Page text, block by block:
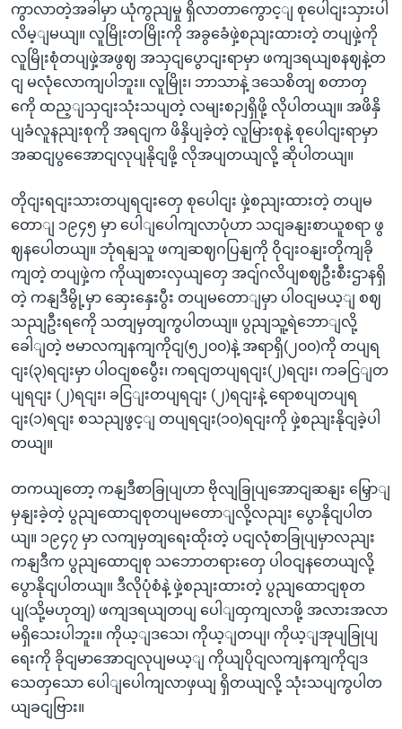
ကွာလာတဲ့အခါမှာ ယုံကွညျမှု ရှိလာတာကွောင့ျ စုပေါငျးသှားပါ
လိမ့ျမယျ။ လူမြိုးတမြိုးကို အခွခေံဖှဲ့စညျးထားတဲ့ တပျဖှဲ့ကို
လူမြိုးစုံတပျဖှဲ့အဖွဈ အသှငျပွောငျးရာမှာ ဖကျဒရယျစနဈနဲ့တ
ငျ မလုံလောကျပါဘူး။ လူမြိုး၊ ဘာသာနဲ့ ဒသေစိတျ စတာတှ
ကေို ထည့ျသှငျးသုံးသပျတဲ့ လမျးစဉျရှိဖို့ လိုပါတယျ။ အဖိနှိ
ပျခံလူနညျးစုကို အရငျက ဖိနှိပျခဲ့တဲ့ လူမြားစုနဲ့ စုပေါငျးရာမှာ
အဆငျပွအေောငျလုပျနိုငျဖို့ လိုအပျတယျလို့ ဆိုပါတယျ။
တိုငျးရငျးသားတပျရငျးတှေ စုပေါငျး ဖှဲ့စညျးထားတဲ့ တပျမ
တောျ ၁၉၄၅ မှာ ပေါျပေါကျလာပုံဟာ သငျခနျးစာယူစရာ ဖွ
ဈနပေါတယျ။ ဘုံရနျသူ ဖကျဆဈဂပြနျကို ဝိုငျးဝနျးတိုကျခို
ကျတဲ့ တပျဖှဲ့က ကိုယျစားလှယျတှေ အငျ်ဂလိပျစဈဦးစီးဌာနရှိ
တဲ့ ကနျဒီမွို့မှာ ဆှေးနှေးပွီး တပျမတောျမှာ ပါဝငျမယ့ျ စဈ
သညျဦးရကေို သတျမှတျကွပါတယျ။ ပွညျသူ့ရဲဘောျလို့
ခေါျတဲ့ ဗမာလကျနကျကိုငျ(၅၂၀၀)နဲ့ အရာရှိ(၂၀၀)ကို တပျရ
ငျး(၃)ရငျးမှာ ပါဝငျစပွေီး၊ ကရငျတပျရငျး(၂)ရငျး၊ ကခငြျတ
ပျရငျး (၂)ရငျး၊ ခငြျးတပျရငျး (၂)ရငျးနဲ့ ရောစပျတပျရ
ငျး(၁)ရငျး စသညျဖွင့ျ တပျရငျး(၁၀)ရငျးကို ဖှဲ့စညျးနိုငျခဲ့ပါ
တယျ။
တကယျတော့ ကနျဒီစာခြုပျဟာ ဗိုလျခြုပျအောငျဆနျး မြှောျ
မှနျးခဲ့တဲ့ ပွညျထောငျစုတပျမတောျလို့လညျး ပွောနိုငျပါတ
ယျ။ ၁၉၄၇ မှာ လကျမှတျရေးထိုးတဲ့ ပငျလုံစာခြုပျမှာလညျး
ကနျဒီက ပွညျထောငျစု သဘောတရားတှေ ပါဝငျနတေယျလို့
ပွောနိုငျပါတယျ။ ဒီလိုပုံစံနဲ့ ဖှဲ့စညျးထားတဲ့ ပွညျထောငျစုတ
ပျ(သို့မဟုတျ) ဖကျဒရယျတပျ ပေါျထှကျလာဖို့ အလားအလာ
မရှိသေးပါဘူး။ ကိုယ့ျဒသေ၊ ကိုယ့ျတပျ၊ ကိုယ့ျအုပျခြုပျ
ရေးကို ခိုငျမာအောငျလုပျမယ့ျ ကိုယျပိုငျလကျနကျကိုငျဒ
သေတှသော ပေါျပေါကျလာဖှယျ ရှိတယျလို့ သုံးသပျကွပါတ
ယျခငျဗြား။